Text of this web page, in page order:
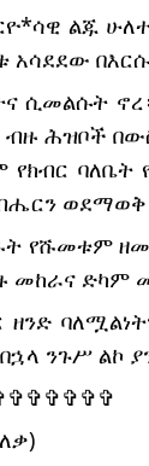
ልጁ
ሲመልሱት
ሕዝቦች
ባለቤት
የሹመቱም
መከራና ድካም
ንጉሥ ልኮ